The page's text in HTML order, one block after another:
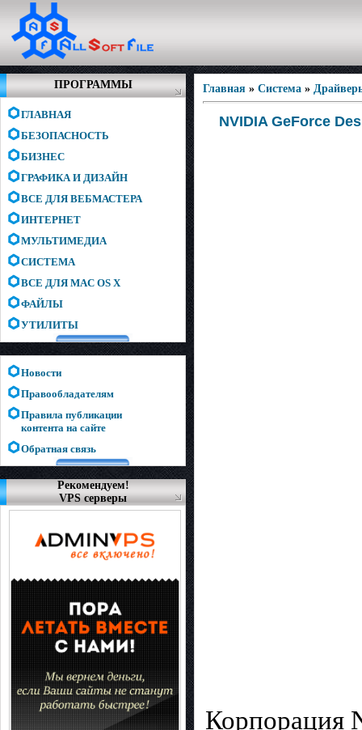
ПРОГРАММЫ
ГЛАВНАЯ
БЕЗОПАСНОСТЬ
БИЗНЕС
ГРАФИКА И ДИЗАЙН
ВСЕ ДЛЯ ВЕБМАСТЕРА
ИНТЕРНЕТ
МУЛЬТИМЕДИА
СИСТЕМА
ВСЕ ДЛЯ MAC OS X
ФАЙЛЫ
УТИЛИТЫ
Новости
Правообладателям
Правила публикации
контента на сайте
Обратная связь
Рекомендуем!
VPS серверы
Главная » Система »
NVIDIA GeForce
Корпорация